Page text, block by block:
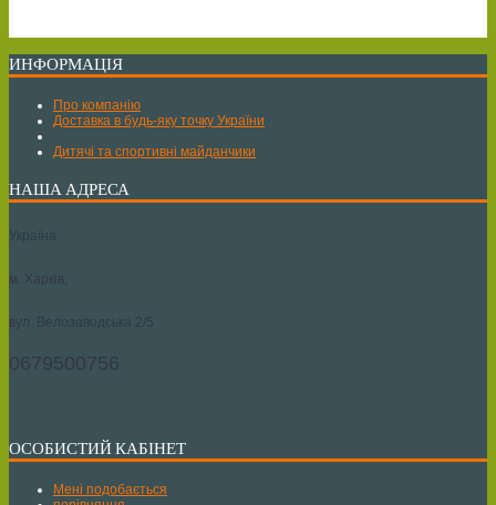
ИНФОРМАЦІЯ
Про компанію
Доставка в будь-яку точку України
Дитячі та спортивні майданчики
НАША АДРЕСА
Україна
м. Харків,
вул. Велозаводська 2/5
0679500756
ОСОБИСТИЙ КАБІНЕТ
Мені подобається